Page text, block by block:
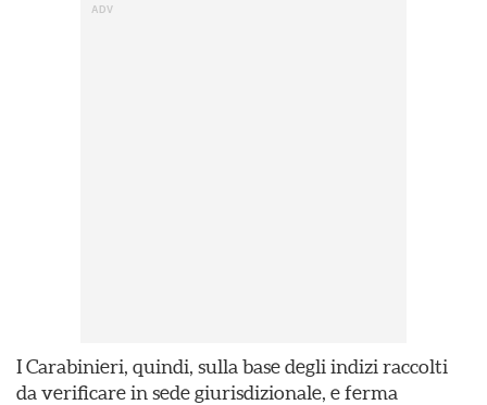
I Carabinieri, quindi, sulla base degli indizi raccolti
da verificare in sede giurisdizionale, e ferma